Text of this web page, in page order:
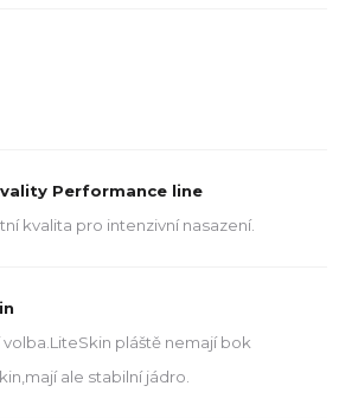
Performance line
kvalita pro intenzivní nasazení.
volba.LiteSkin pláště nemají bok
ale stabilní jádro.